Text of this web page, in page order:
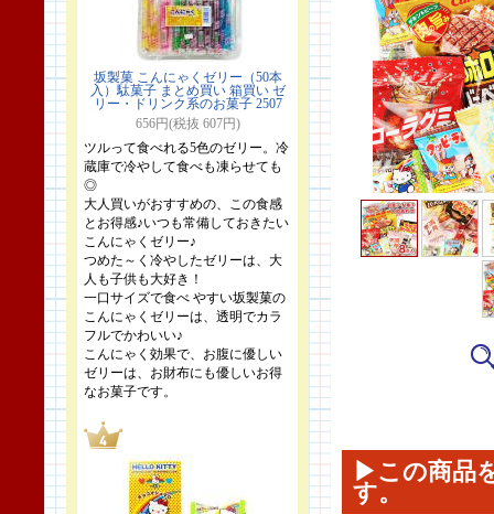
坂製菓 こんにゃくゼリー（50本
入）駄菓子 まとめ買い 箱買い ゼ
リー・ドリンク系のお菓子 2507
656円(税抜 607円)
ツルって食べれる5色のゼリー。冷
蔵庫で冷やして食べも凍らせても
◎
大人買いがおすすめの、この食感
とお得感♪いつも常備しておきたい
こんにゃくゼリー♪
つめた～く冷やしたゼリーは、大
人も子供も大好き！
一口サイズで食べ やすい坂製菓の
こんにゃくゼリーは、透明でカラ
フルでかわいい♪
こんにゃく効果で、お腹に優しい
ゼリーは、お財布にも優しいお得
なお菓子です。
▶この商品
す。